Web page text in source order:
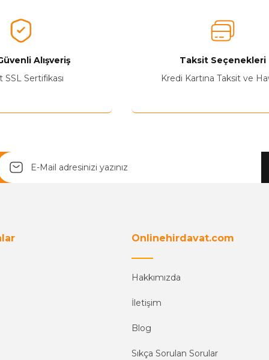
Alışveriş
SSL Sertifikası
Taksit Seçenekleri
Kredi Kartına Taksit ve
Onlinehirdavat.com
Hakkımızda
İletişim
Blog
Sıkça Sorulan Sorular